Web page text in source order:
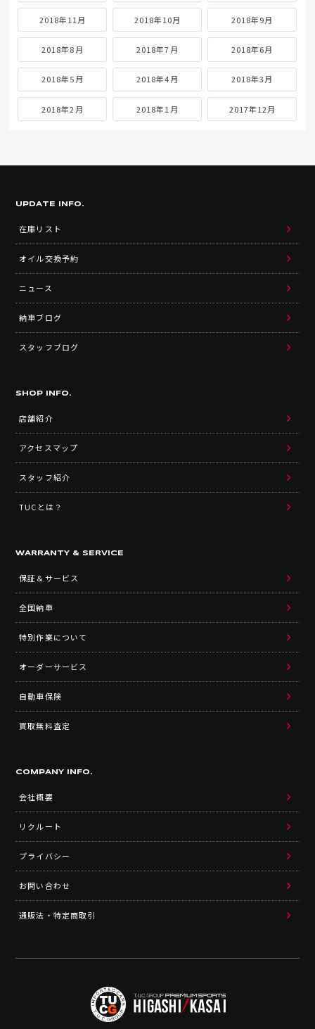
2018年11月 2018年10月 2018年9月
2018年8月 2018年7月 2018年6月
2018年5月 2018年4月 2018年3月
2018年2月 2018年1月 2017年12月
UPDATE INFO.
在庫リスト
オイル交換予約
ニュース
納車ブログ
スタッフブログ
SHOP INFO.
店舗紹介
アクセスマップ
スタッフ紹介
TUCとは？
WARRANTY & SERVICE
保証＆サービス
全国納車
特別作業について
オーダーサービス
自動車保険
買取無料査定
COMPANY INFO.
会社概要
リクルート
プライバシー
お問い合わせ
通販法・特定商取引